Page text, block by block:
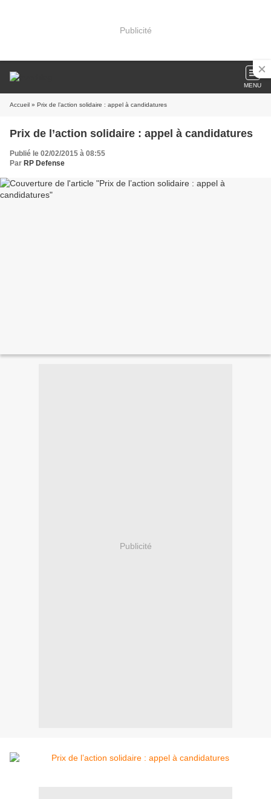
Publicité
MENU
Accueil » Prix de l’action solidaire : appel à candidatures
Prix de l’action solidaire : appel à candidatures
Publié le 02/02/2015 à 08:55
Par RP Defense
Publicité